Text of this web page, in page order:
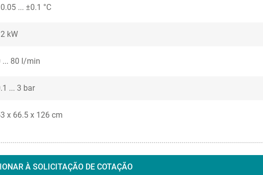
... ±0.1 °C
kW
... 80 l/min
... 3 bar
x 66.5 x 126 cm
À SOLICITAÇÃO DE COTAÇÃO